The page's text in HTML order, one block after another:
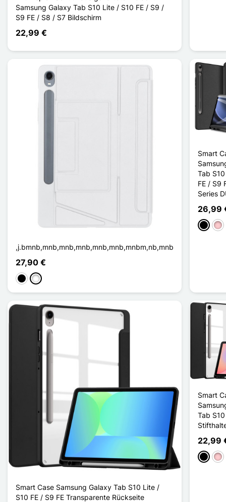
Samsung Galaxy Tab S10 Lite / S10 FE / S9 /
S9 FE / S8 / S7 Bildschirm
22,99 €
,j.bmnb,mnb,mnb,mnb,mnb,mnb,mnbm,nb,mnb
27,90 €
Schwarz
Weiß
Smart
Tab
FE / S9
Series
26,99
Smart Case Samsung Galaxy Tab S10 Lite /
S10 FE / S9 FE Transparente Rückseite
Smart
Tab
22,99